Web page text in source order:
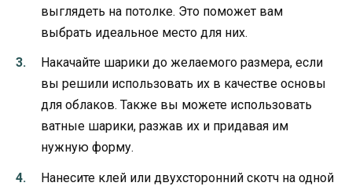
выглядеть на потолке. Это поможет вам
выбрать идеальное место для них.
Накачайте шарики до желаемого размера, если
вы решили использовать их в качестве основы
для облаков. Также вы можете использовать
ватные шарики, разжав их и придавая им
нужную форму.
Нанесите клей или двухсторонний скотч на одной